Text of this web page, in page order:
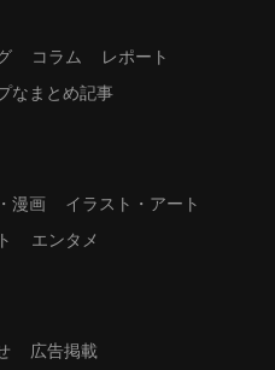
コラム
レポート
なまとめ記事
漫画
イラスト・アート
エンタメ
広告掲載